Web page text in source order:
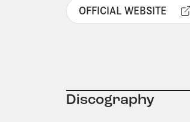
OFFICIAL WEBSITE
Discography